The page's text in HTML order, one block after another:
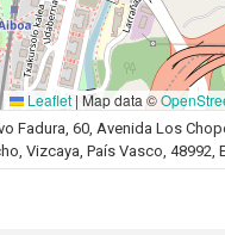
Leaflet | Map data ©
Fadura, 60, Avenida Los
Vizcaya, País Vasco, 48992,